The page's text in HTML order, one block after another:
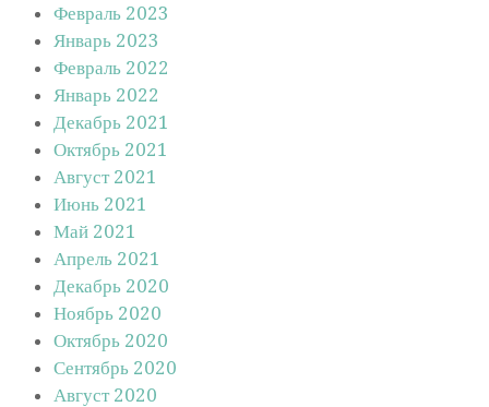
Февраль 2023
Январь 2023
Февраль 2022
Январь 2022
Декабрь 2021
Октябрь 2021
Август 2021
Июнь 2021
Май 2021
Апрель 2021
Декабрь 2020
Ноябрь 2020
Октябрь 2020
Сентябрь 2020
Август 2020